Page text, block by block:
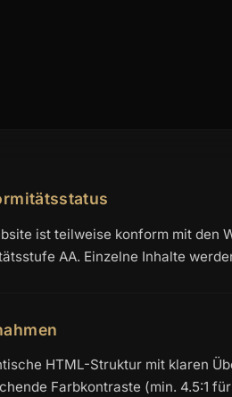
ist teilweise konform mit den
AA. Einzelne Inhalte
HTML-Struktur mit klaren
Farbkontraste (min. 4.5:1